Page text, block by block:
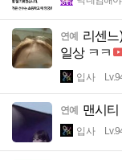
연예 리센느
일상 ㅋㅋ
입사
연예 맨시티
입사